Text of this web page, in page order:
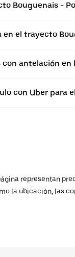
Bouguenais -
en el trayecto
antelación en
con Uber
representan
la ubicación, las